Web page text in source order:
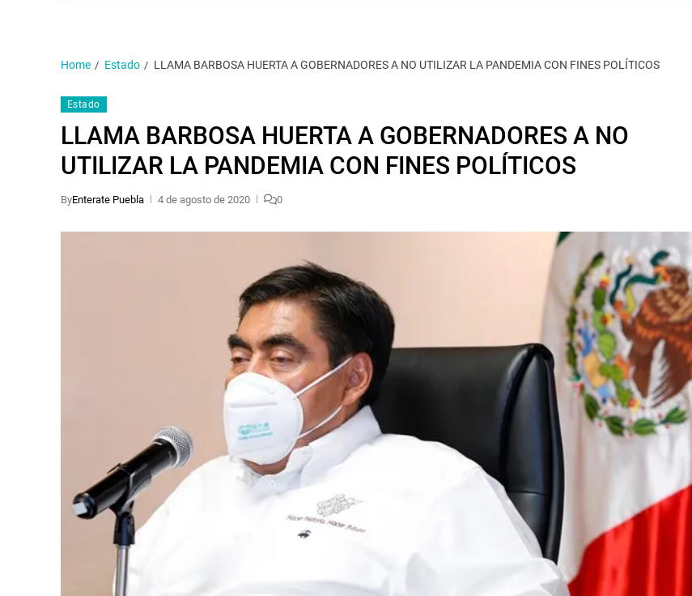
Home Estado LLAMA BARBOSA HUERTA A GOBERNADORES A NO UTILIZAR LA PANDEMIA CON FINES POLÍTICOS
Estado
LLAMA BARBOSA HUERTA A GOBERNADORES A NO
UTILIZAR LA PANDEMIA CON FINES POLÍTICOS
ByEnterate Puebla 4 de agosto de 2020 0